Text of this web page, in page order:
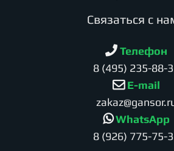
Cвязаться с
Телефон
8 (495) 235-88-
E-mail
WhatsApp
8 (926) 775-75-